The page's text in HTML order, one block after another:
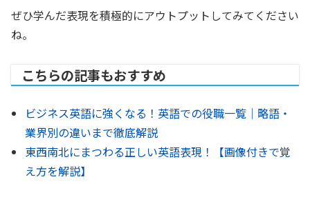
ぜひ学んだ表現を積極的にアウトプットしてみてください
ね。
こちらの記事もおすすめ
ビジネス英語に強くなる！英語での役職一覧｜略語・
業界別の違いまで徹底解説
東西南北にまつわる正しい英語表現！【画像付きで覚
え方を解説】